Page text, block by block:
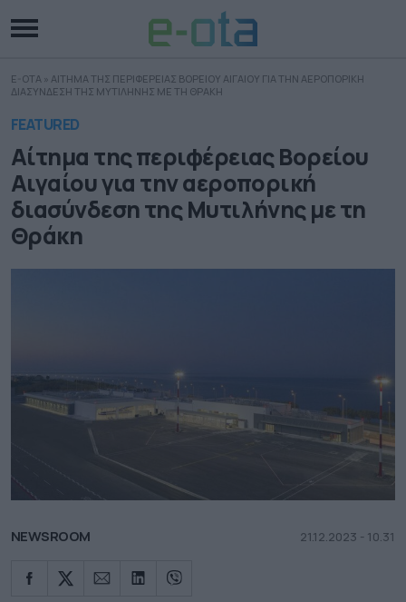
E-OTA » ΑΙΤΗΜΑ ΤΗΣ ΠΕΡΙΦΕΡΕΙΑΣ ΒΟΡΕΙΟΥ ΑΙΓΑΙΟΥ ΓΙΑ ΤΗΝ ΑΕΡΟΠΟΡΙΚΗ
ΔΙΑΣΥΝΔΕΣΗ ΤΗΣ ΜΥΤΙΛΗΝΗΣ ΜΕ ΤΗ ΘΡΑΚΗ
FEATURED
Αίτημα της περιφέρειας Βορείου
Αιγαίου για την αεροπορική
διασύνδεση της Μυτιλήνης με τη
Θράκη
NEWSROOM 21.12.2023 - 10.31